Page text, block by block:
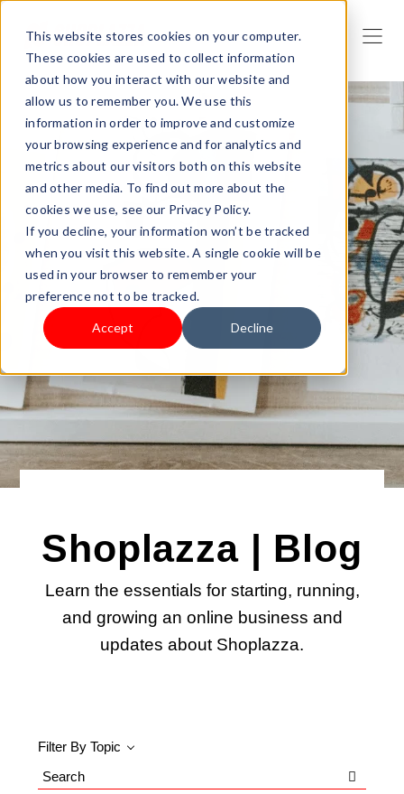
This website stores cookies on your computer.
These cookies are used to collect information
about how you interact with our website and
allow us to remember you. We use this
information in order to improve and customize
your browsing experience and for analytics and
metrics about our visitors both on this website
and other media. To find out more about the
cookies we use, see our Privacy Policy.
If you decline, your information won’t be tracked
when you visit this website. A single cookie will be
used in your browser to remember your
preference not to be tracked.
Accept Decline
Shoplazza | Blog
Learn the essentials for starting, running,
and growing an online business and
updates about Shoplazza.
Filter By Topic
Search